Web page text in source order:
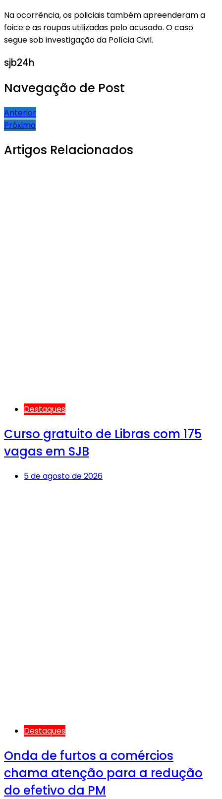
Na ocorrência, os policiais também apreenderam a
foice e as roupas utilizadas pelo acusado. O caso
segue sob investigação da Polícia Civil.
sjb24h
Navegação de Post
Anterior
Próximo
Artigos Relacionados
Destaques
Curso gratuito de Libras com 175
vagas em SJB
5 de agosto de 2026
Destaques
Onda de furtos a comércios
chama atenção para a redução
do efetivo da PM